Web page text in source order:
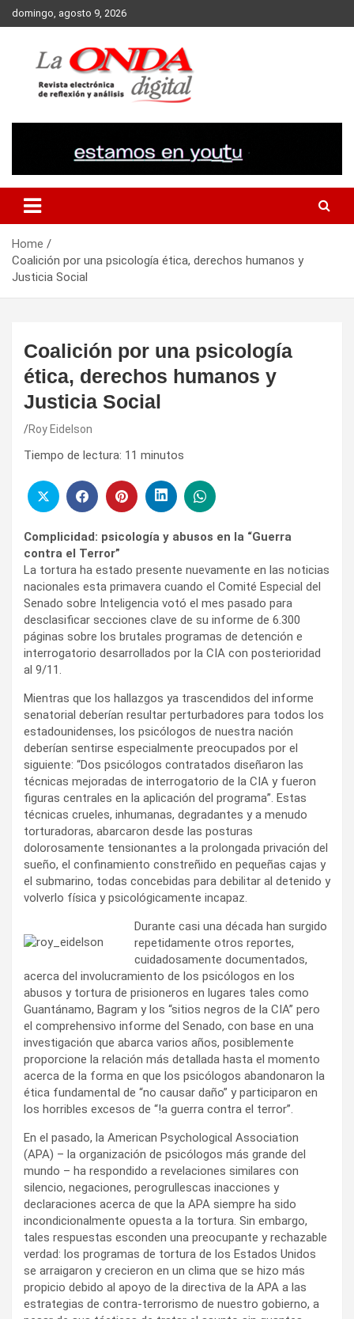
Skip
to
domingo, agosto 9, 2026
Home
Coalición por una psicología ética, derechos humanos y
Justicia Social
Coalición por una psicología
ética, derechos humanos y
Justicia Social
Roy Eidelson
Tiempo de lectura: 11 minutos
Complicidad: psicología y abusos en la “Guerra
contra el Terror”
La tortura ha estado presente nuevamente en las noticias
nacionales esta primavera cuando el Comité Especial del
Senado sobre Inteligencia votó el mes pasado para
desclasificar secciones clave de su informe de 6.300
páginas sobre los brutales programas de detención e
interrogatorio desarrollados por la CIA con posterioridad
al 9/11.
Mientras que los hallazgos ya trascendidos del informe
senatorial deberían resultar perturbadores para todos los
estadounidenses, los psicólogos de nuestra nación
deberían sentirse especialmente preocupados por el
siguiente: “Dos psicólogos contratados diseñaron las
técnicas mejoradas de interrogatorio de la CIA y fueron
figuras centrales en la aplicación del programa”. Estas
técnicas crueles, inhumanas, degradantes y a menudo
torturadoras, abarcaron desde las posturas
dolorosamente tensionantes a la prolongada privación del
sueño, el confinamiento constreñido en pequeñas cajas y
el submarino, todas concebidas para debilitar al detenido y
volverlo física y psicológicamente incapaz.
Durante casi una década han surgido
repetidamente otros reportes,
cuidadosamente documentados,
acerca del involucramiento de los psicólogos en los
abusos y tortura de prisioneros en lugares tales como
Guantánamo, Bagram y los “sitios negros de la CIA” pero
el comprehensivo informe del Senado, con base en una
investigación que abarca varios años, posiblemente
proporcione la relación más detallada hasta el momento
acerca de la forma en que los psicólogos abandonaron la
ética fundamental de “no causar daño” y participaron en
los horribles excesos de “!a guerra contra el terror”.
En el pasado, la American Psychological Association
(APA) – la organización de psicólogos más grande del
mundo – ha respondido a revelaciones similares con
silencio, negaciones, perogrullescas inacciones y
declaraciones acerca de que la APA siempre ha sido
incondicionalmente opuesta a la tortura. Sin embargo,
tales respuestas esconden una preocupante y rechazable
verdad: los programas de tortura de los Estados Unidos
se arraigaron y crecieron en un clima que se hizo más
propicio debido al apoyo de la directiva de la APA a las
estrategias de contra-terrorismo de nuestro gobierno, a